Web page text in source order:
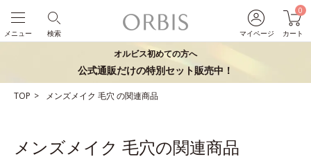
マイページ
0
カート
検索
メニュー
オルビス初めての方へ
公式通販だけの特別セット販売中！
TOP メンズメイク 毛穴 の関連商品
メンズメイク 毛穴の関連商品